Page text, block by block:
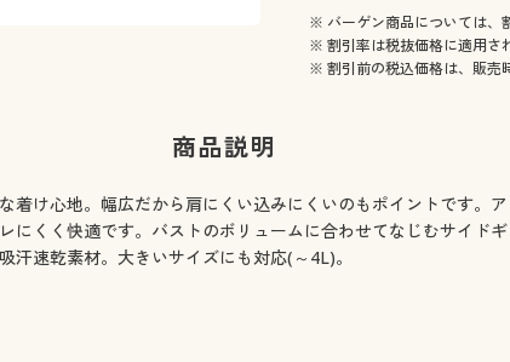
※ バーゲン商品については、
※ 割引率は税抜価格に適用さ
※ 割引前の税込価格は、販売
商品説明
け心地。幅広だから肩にくい込みにくいのもポイントです。
にくく快適です。バストのボリュームに合わせてなじむサイド
速乾素材。大きいサイズにも対応(～4L)。